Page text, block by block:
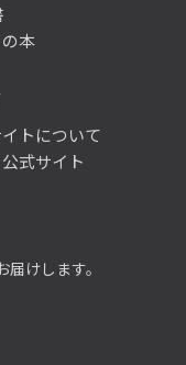
本
トについて
式サイト
けします。